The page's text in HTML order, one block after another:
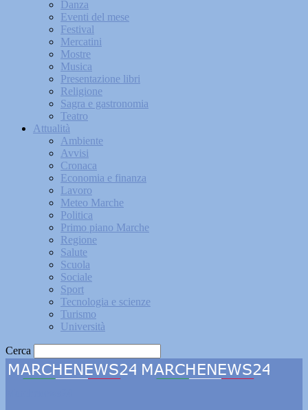
Danza
Eventi del mese
Festival
Mercatini
Mostre
Musica
Presentazione libri
Religione
Sagra e gastronomia
Teatro
Attualità
Ambiente
Avvisi
Cronaca
Economia e finanza
Lavoro
Meteo Marche
Politica
Primo piano Marche
Regione
Salute
Scuola
Sociale
Sport
Tecnologia e scienze
Turismo
Università
Cerca